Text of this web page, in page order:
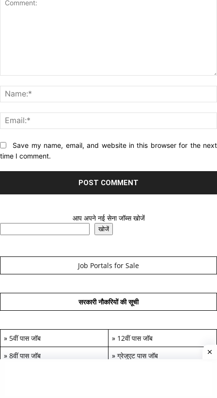
Website:Save my name, email, and website in this browser for the next
time I comment.
आप अपने नई सेना जॉब्स खोजें
खोजें
Job Portals for Sale
सरकारी नौकरियों की सूची
» 5वीं पास जॉब » 12वीं पास जॉब
» 8वीं पास जॉब » ग्रेजुएट पास जॉब